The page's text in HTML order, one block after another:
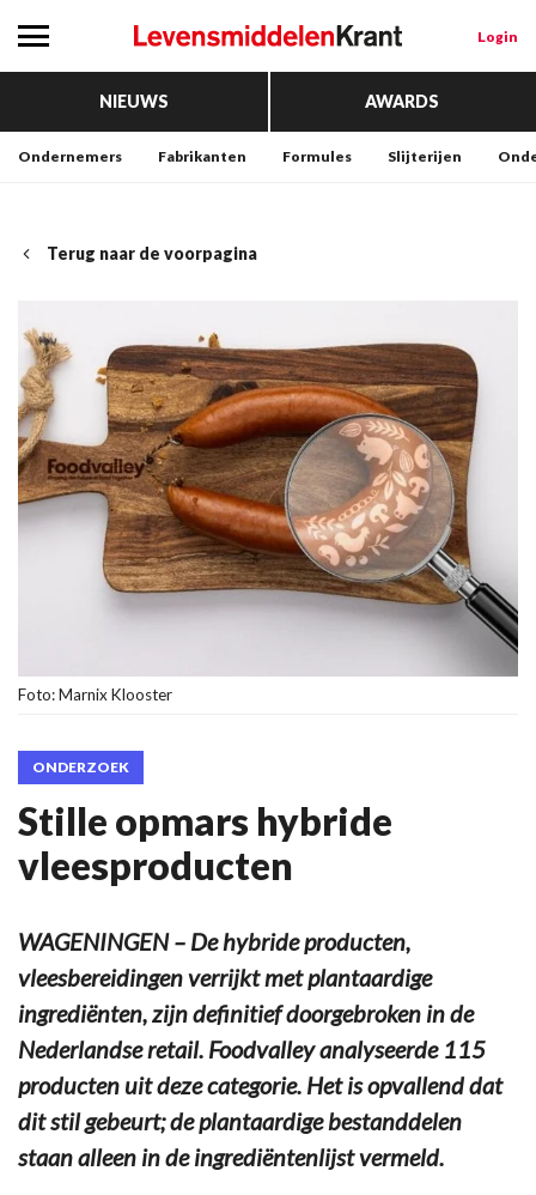
Login
NIEUWS AWARDS
Ondernemers Fabrikanten Formules Slijterijen
Terug naar de voorpagina
Foto: Marnix Klooster
ONDERZOEK
Stille opmars hybride
vleesproducten
WAGENINGEN – De hybride producten,
vleesbereidingen verrijkt met plantaardige
ingrediënten, zijn definitief doorgebroken in de
Nederlandse retail. Foodvalley analyseerde 115
producten uit deze categorie. Het is opvallend dat
dit stil gebeurt; de plantaardige bestanddelen
staan alleen in de ingrediëntenlijst vermeld.